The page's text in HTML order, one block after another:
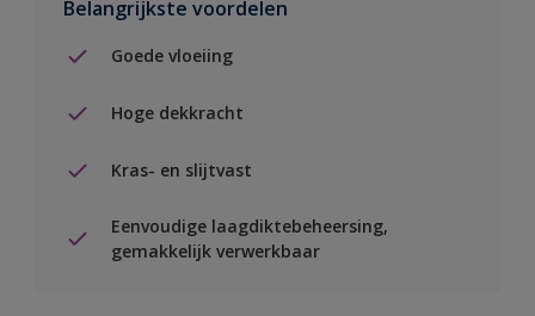
Belangrijkste voordelen
Goede vloeiing
Hoge dekkracht
Kras- en slijtvast
Eenvoudige laagdiktebeheersing,
gemakkelijk verwerkbaar